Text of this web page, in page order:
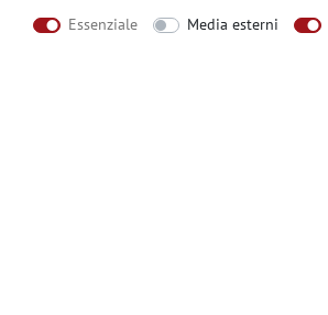
Essenziale
Media esterni